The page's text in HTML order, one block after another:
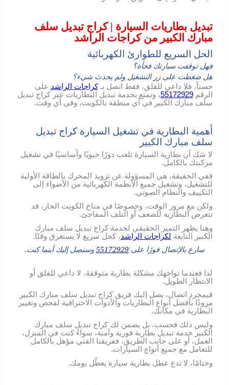
تبديل بطاريات السيارة | كراج تبديل سلف
مبارك الكبير من كراجات الراشد
الحل السريع للطوارئ الكهربائية
فهل توقفت سيارتك فجأة؟
هل ضغطت على زر التشغيل ولم يحدث شيء؟
حسناً، فلا داعي للقلق، فقط اتصل بـكراجات الراشد على
الرقم55172929، وتمتع بخدمة تبديل البطاريات عبر كراج تبديل
سلف مبارك الكبير في أي منطقة بالكويت، وفي أي وقت.
أهمية البطارية في تشغيل السيارة كراج تبديل
سلف مبارك الكبير
لا شك أن بطارية السيارة تلعب دورًا حيويًا وأساسيًا في تشغيل
مركبتك بالكامل.
ففي الحقيقة، هي المسؤولة عن تزويد المحرك بالطاقة الأولية
للتشغيل، وتشغيل جميع الأنظمة الكهربائية من الأضواء إلى
التكييف والنظام الصوتي.
ولكن مع مرور الوقت، وخصوصًا في مناخ الكويت الحار، قد
تتعرض البطارية للضعف أو التلف المفاجئ.
وهنا يظهر التميز الحقيقي لخدمة كراج تبديل سلف مبارك
الكبير التابعة لكراجات الراشد، كحل سريع لا يستغرق وقتًا.
سارع بالإتصال فورًا على 55172929 وسنصل إليك أينما كنت.
لذا فعندما تواجهك مشكلة بطارية متوقفة، لا داعي للقلق أو
الانتظار الطويل.
فبمجرد اتصال، يصل إليك فريق كراج تبديل سلف مبارك الكبير
مزودًا بأفضل أنواع البطاريات والأدوات الاحترافية لفحص وتغيير
البطارية في مكانك.
وليس ذلك فحسب، بل يضمن لك كراج تبديل سلف مبارك
الكبير خدمة تبديل بطارية فورية وآمنة، سواءً كنت في المنزل،
العمل، أو على جانب الطريق، ففريقنا الفني مؤهل بالكامل
للتعامل مع جميع أنواع السيارات.
وختامًا، لا تدع عطل بطارية سيارة يعطّل يومك.